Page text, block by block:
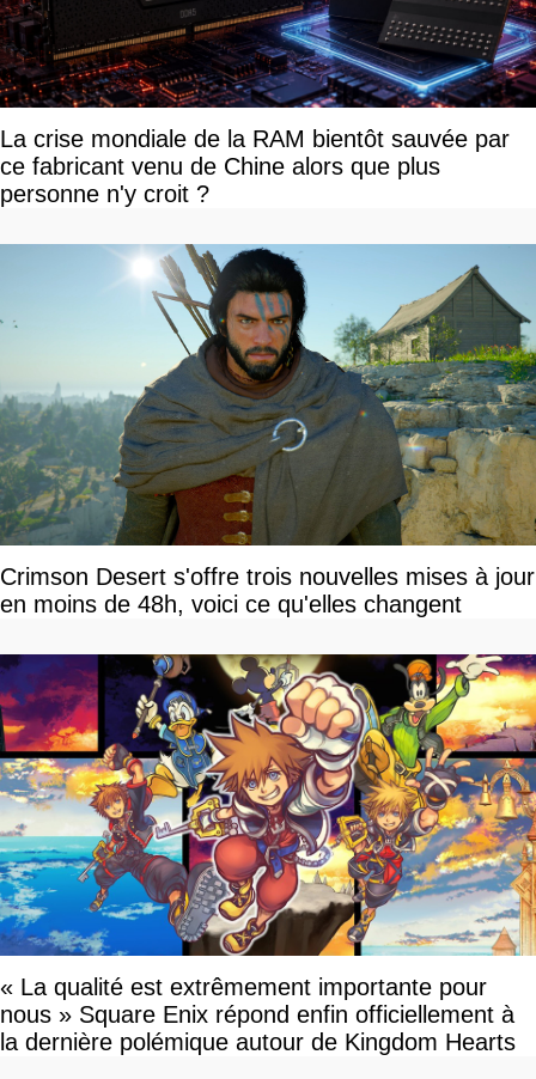
La crise mondiale de la RAM bientôt sauvée par
ce fabricant venu de Chine alors que plus
personne n'y croit ?
Crimson Desert s'offre trois nouvelles mises à jour
en moins de 48h, voici ce qu'elles changent
« La qualité est extrêmement importante pour
nous » Square Enix répond enfin officiellement à
la dernière polémique autour de Kingdom Hearts